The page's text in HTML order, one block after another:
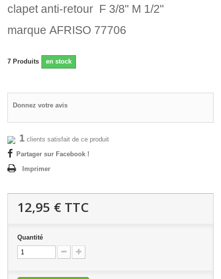
clapet anti-retour F 3/8" M 1/2"
marque AFRISO 77706
7 Produits en stock
Donnez votre avis
1 clients satisfait de ce produit
Partager sur Facebook !
Imprimer
12,95 € TTC
Quantité